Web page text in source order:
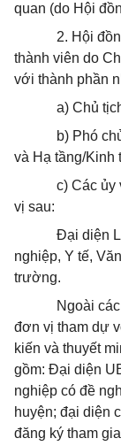
quan (do Hội
2. Hội
thành viên do
với thành phần
a) Chủ
b) Phó
và Hạ tầng/Kinh
c) Các ủy
vị sau:
Đại diện
nghiệp, Y tế,
trường.
Ngoài
đơn vị tham dự
kiến và thuyết
gồm: Đại diện
nghiệp có đề
huyện; đại diện
đăng ký tham